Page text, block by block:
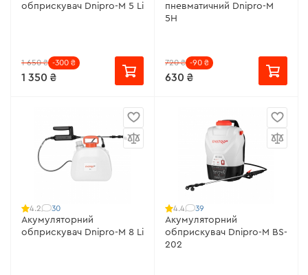
обприскувач Dnipro-M 5 Li
1 650 ₴ -300 ₴
1 350 ₴
пневматичний Dnipro-M
5H
720 ₴ -90 ₴
630 ₴
4.2 30
Акумуляторний
обприскувач Dnipro-M 8 Li
4.4 39
Акумуляторний
обприскувач Dnipro-M BS-
202